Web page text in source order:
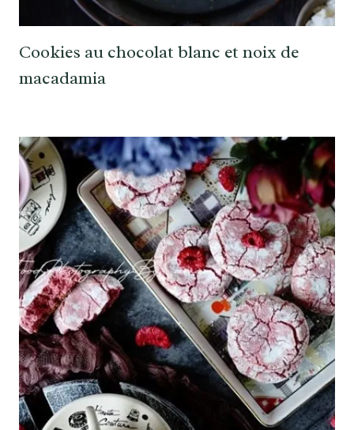
Cookies au chocolat blanc et noix de
macadamia